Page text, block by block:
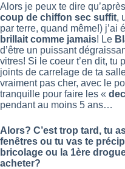
Alors je peux te dire
coup de chiffon sec suffit,
par terre, quand même!) j’ai
brillait comme jamais! Le
d’être un puissant
vitres! Si le coeur t’en dit, tu
joints de carrelage de ta
vraiment pas cher, avec le
tranquille pour faire les «
pendant au moins 5 ans…
Alors? C’est trop tard, tu
fenêtres ou tu vas te
bricolage ou la 1ère
acheter?